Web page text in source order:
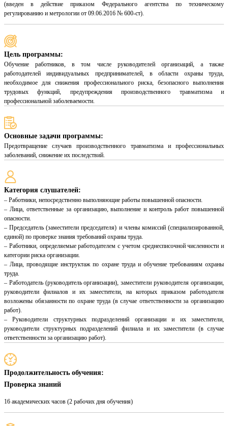
(введен в действие приказом Федерального агентства по техническому
регулированию и метрологии от 09.06.2016 № 600-ст).
Цель программы:
Обучение работников, в том числе руководителей организаций, а также
работодателей индивидуальных предпринимателей, в области охраны труда,
необходимое для снижения профессионального риска, безопасного выполнения
трудовых функций, предупреждения производственного травматизма и
профессиональной заболеваемости.
Основные задачи программы:
Предотвращение случаев производственного травматизма и профессиональных
заболеваний, снижение их последствий.
Категория слушателей:
– Работники, непосредственно выполняющие работы повышенной опасности.
– Лица, ответственные за организацию, выполнение и контроль работ повышенной
опасности.
– Председатель (заместители председателя) и члены комиссий (специализированной,
единой) по проверке знания требований охраны труда.
– Работники, определяемые работодателем с учетом среднесписочной численности и
категории риска организации.
– Лица, проводящие инструктаж по охране труда и обучение требованиям охраны
труда.
– Работодатель (руководитель организации), заместители руководителя организации,
руководители филиалов и их заместители, на которых приказом работодателя
возложены обязанности по охране труда (в случае ответственности за организацию
работ).
– Руководители структурных подразделений организации и их заместители,
руководители структурных подразделений филиала и их заместители (в случае
ответственности за организацию работ).
Продолжительность обучения:
Проверка знаний
16 академических часов (2 рабочих дня обучения)